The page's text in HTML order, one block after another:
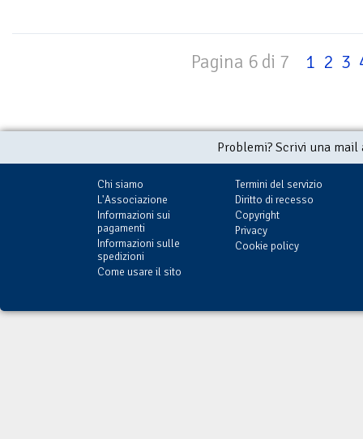
Pagina 6 di 7 1 2 3
Problemi? Scrivi una
Chi siamo
L'Associazione
Informazioni sui
pagamenti
Informazioni sulle
spedizioni
Come usare il sito
Termini del servizio
Diritto di recesso
Copyright
Privacy
Cookie policy